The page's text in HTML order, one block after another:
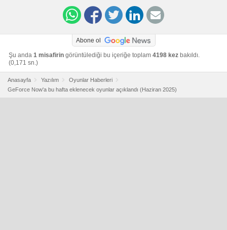
Abone ol
Şu anda 1 misafirin görüntülediği bu içeriğe toplam 4198 kez bakıldı.
(0,171 sn.)
Anasayfa Yazılım
Oyunlar Haberleri
GeForce Now'a bu hafta eklenecek oyunlar açıklandı (Haziran 2025)